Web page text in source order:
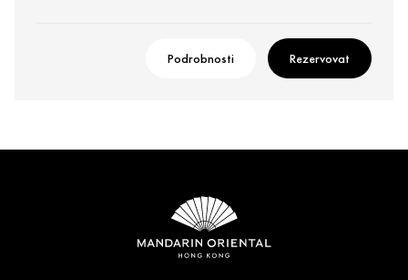
Podrobnosti Rezervovat